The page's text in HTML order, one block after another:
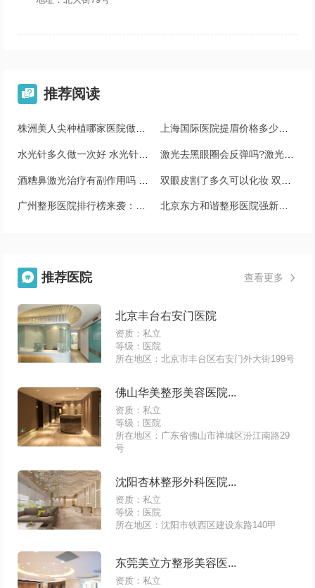
 推荐阅读
株洲美人尖种植哪家医院做得好 上海国际医院提眉价格多少？6000元起，技术优势解析
水光针多久做一次好 水光针能维持多久
广州整形医院排行榜来袭：紫馨、韩妃等医院上榜~ 北京东方和谐整形医院强新鲜出炉！速看！价格透明公开
 推荐医院 查看更多 
北京丰台右安门医院
资质：私立
等级：医院
所在地区：北京市丰台区右安门外大街199号
佛山华美整形美容医院...
资质：私立
等级：医院
所在地区：广东省佛山市禅城区汾江南路29
号
沈阳杏林整形外科医院...
资质：私立
等级：医院
所在地区：沈阳市铁西区建设东路140甲
东莞美立方整形美容医...
资质：私立